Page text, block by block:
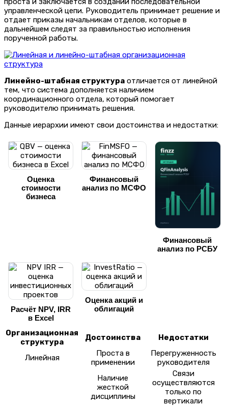
управленческой цепи. Руководитель принимает решение и
отдает приказы начальникам отделов, которые в
дальнейшем следят за правильностью исполнения
порученной работы.
Линейно-штабная структура отличается от линейной
тем, что система дополняется наличием
координационного отдела, который помогает
руководителю принимать решения.
Данные иерархии имеют свои достоинства и недостатки:
Оценка
стоимости
бизнеса
Финансовый
анализ по МСФО
Финансовый
анализ по РСБУ
Расчёт NPV, IRR
в Excel
Оценка акций и
облигаций
Организационная
структура
Достоинства Недостатки
Линейная
Проста в
применении
Перегруженность
руководителя
Наличие
жесткой
дисциплины
Связи
осуществляются
только по
вертикали